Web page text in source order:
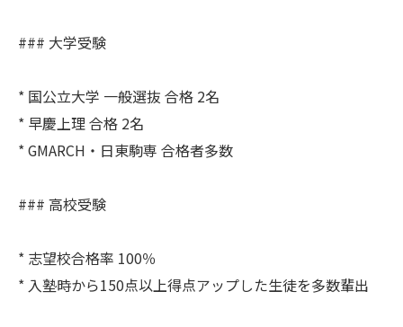
### 大学受験
* 国公立大学 一般選抜 合格 2名
* 早慶上理 合格 2名
* GMARCH・日東駒専 合格者多数
### 高校受験
* 志望校合格率 100％
* 入塾時から150点以上得点アップした生徒を多数輩出